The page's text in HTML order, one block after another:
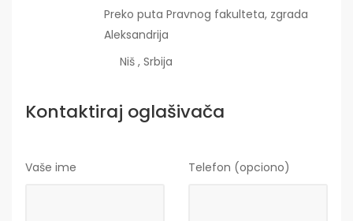
Preko puta Pravnog fakulteta, zgrada
Aleksandrija
Niš , Srbija
Kontaktiraj oglašivača
Vaše ime Telefon (opciono)